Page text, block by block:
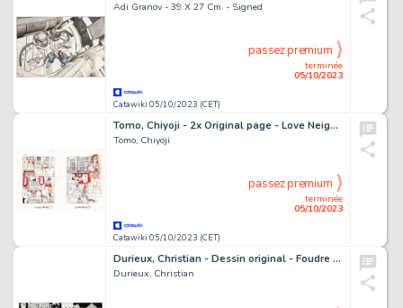
Adi Granov - 39 X 27 Cm. - Signed
Catawiki 05/10/2023 (CET)
terminée
05/10/2023
passez premium
Tomo, Chiyoji - 2x Original page - Love Neighbourhood Association / Miss 130 - (1994)
Tomo, Chiyoji
Catawiki 05/10/2023 (CET)
terminée
05/10/2023
passez premium
Durieux, Christian - Dessin original - Foudre - (1997)
Durieux, Christian